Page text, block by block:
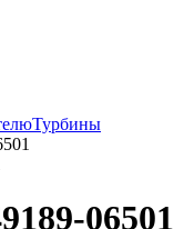
Турбины
06501